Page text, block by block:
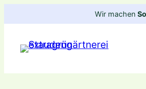
Inhalt
springen
Wir machen